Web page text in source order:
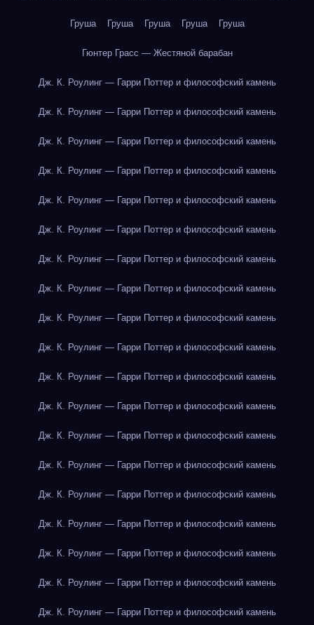
Груша Груша Груша Груша Груша
Гюнтер Грасс — Жестяной барабан
Дж. К. Роулинг — Гарри Поттер и философский камень
Дж. К. Роулинг — Гарри Поттер и философский камень
Дж. К. Роулинг — Гарри Поттер и философский камень
Дж. К. Роулинг — Гарри Поттер и философский камень
Дж. К. Роулинг — Гарри Поттер и философский камень
Дж. К. Роулинг — Гарри Поттер и философский камень
Дж. К. Роулинг — Гарри Поттер и философский камень
Дж. К. Роулинг — Гарри Поттер и философский камень
Дж. К. Роулинг — Гарри Поттер и философский камень
Дж. К. Роулинг — Гарри Поттер и философский камень
Дж. К. Роулинг — Гарри Поттер и философский камень
Дж. К. Роулинг — Гарри Поттер и философский камень
Дж. К. Роулинг — Гарри Поттер и философский камень
Дж. К. Роулинг — Гарри Поттер и философский камень
Дж. К. Роулинг — Гарри Поттер и философский камень
Дж. К. Роулинг — Гарри Поттер и философский камень
Дж. К. Роулинг — Гарри Поттер и философский камень
Дж. К. Роулинг — Гарри Поттер и философский камень
Дж. К. Роулинг — Гарри Поттер и философский камень